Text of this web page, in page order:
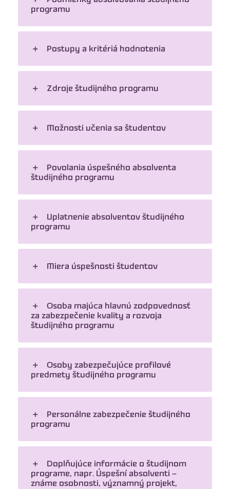
programu
Postupy a kritériá hodnotenia
Zdroje študijného programu
Možnosti učenia sa študentov
Povolania úspešného absolventa
študijného programu
Uplatnenie absolventov študijného
programu
Miera úspešnosti študentov
Osoba majúca hlavnú zodpovednosť
za zabezpečenie kvality a rozvoja
študijného programu
Osoby zabezpečujúce profilové
predmety študijného programu
Personálne zabezpečenie študijného
programu
Doplňujúce informácie o študijnom
programe, napr. Úspešní absolventi –
známe osobnosti, významný projekt,